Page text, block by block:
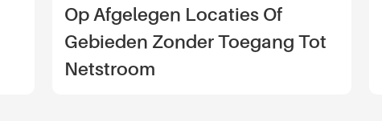
Op Afgelegen Locaties Of
Gebieden Zonder Toegang Tot
Netstroom